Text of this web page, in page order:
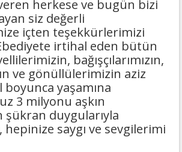
herkese ve bugün bizi
siz değerli
içten teşekkürlerimizi
irtihal eden bütün
bağışçılarımızın,
ve gönüllülerimizin aziz
boyunca yaşamına
3 milyonu aşkın
şükran duygularıyla
hepinize saygı ve sevgilerimi